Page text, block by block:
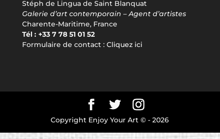
Stéph de Lingua de Saint Blanquat
Galerie d’art contemporain – Agent d’artistes
Charente-Maritime, France
Tél : +33 7 78 51 01 52
Formulaire de contact : Cliquez ici
Copyright Enjoy Your Art © -2026